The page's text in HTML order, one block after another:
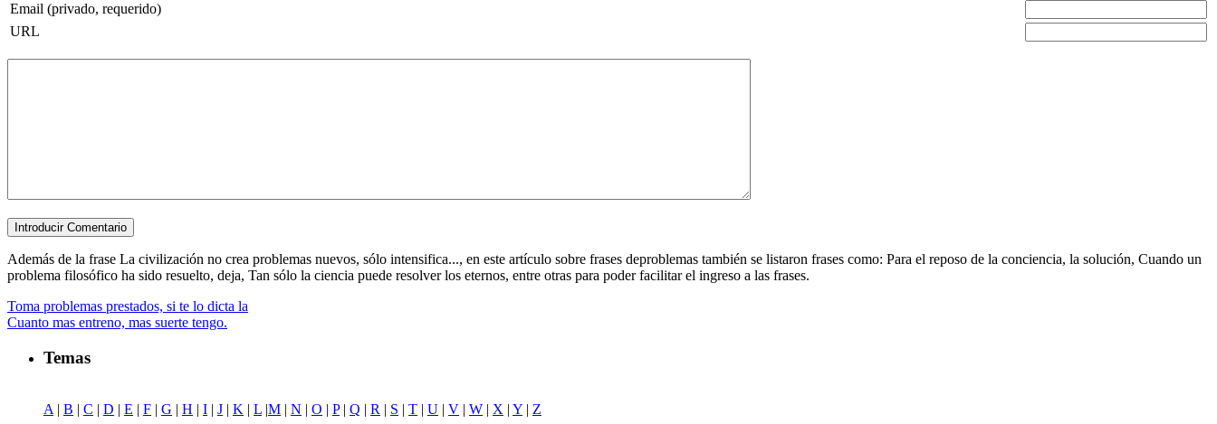
Email (privado, requerido)
URL
Además de la frase La civilización no crea problemas nuevos, sólo intensifica..., en este artículo sobre frases deproblemas también se listaron frases como: Para el reposo de la conciencia, la solución, Cuando un
problema filosófico ha sido resuelto, deja, Tan sólo la ciencia puede resolver los eternos, entre otras para poder facilitar el ingreso a las frases.
Toma problemas prestados, si te lo dicta la
Cuanto mas entreno, mas suerte tengo.
Temas
A | B | C | D | E | F | G | H | I | J | K | L |M | N | O | P| Q | R | S | T | U | V | W | X | Y | Z